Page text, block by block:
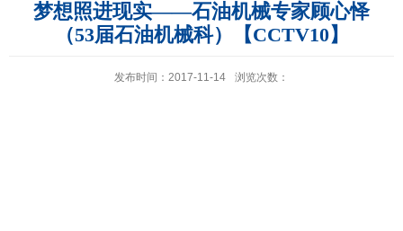
梦想照进现实——石油机械专家顾心怿
（53届石油机械科）【CCTV10】
发布时间：2017-11-14 浏览次数：